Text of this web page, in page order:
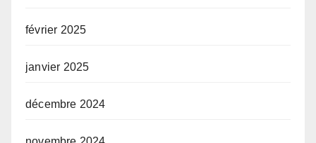
février 2025
janvier 2025
décembre 2024